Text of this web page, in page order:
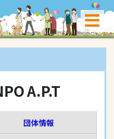
A.P.T
団体情報